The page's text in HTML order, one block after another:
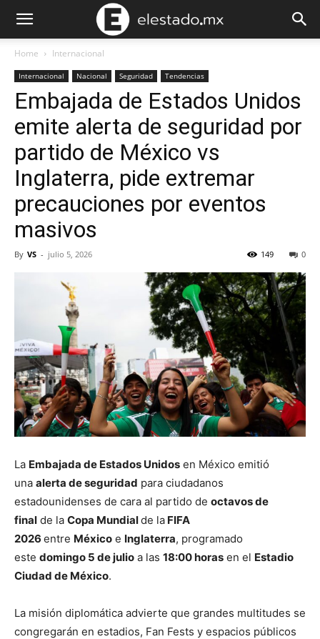
Home Internacional
Internacional Nacional Seguridad Tendencias
Embajada de Estados Unidos
emite alerta de seguridad por
partido de México vs
Inglaterra, pide extremar
precauciones por eventos
masivos
By VS - julio 5, 2026 0
149
La Embajada de Estados Unidos en México emitió
una alerta de seguridad para ciudadanos
estadounidenses de cara al partido de octavos de
final de la Copa Mundialde la FIFA
2026 entre México e Inglaterra, programado
este domingo 5 de julio a las 18:00 horas en el Estadio
Ciudad de México.
La misión diplomática advierte que grandes multitudes se
congregarán en estadios, Fan Fests y espacios públicos